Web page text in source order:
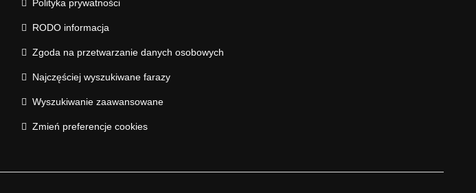
Polityka prywatności
RODO informacja
Zgoda na przetwarzanie danych osobowych
Najczęściej wyszukiwane farazy
Wyszukiwanie zaawansowane
Zmień preferencje cookies